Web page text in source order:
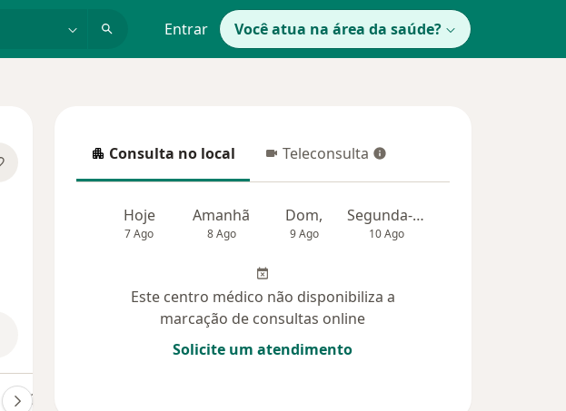
Entrar Você atua na área da saúde?
Opiniões (141)
Consulta no local
Consulta no local Teleconsulta
Teleconsulta
Hoje
7 Ago
Amanhã
8 Ago
Dom,
9 Ago
Segunda-feira
10 Ago
Este centro médico não disponibiliza a
marcação de consultas online
Solicite um atendimento